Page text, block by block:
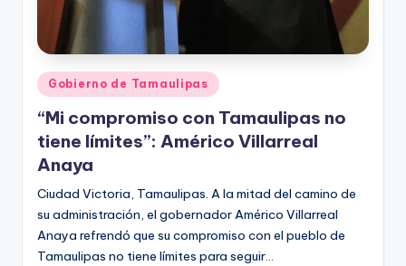
Publicado
en
Gobierno de Tamaulipas
“Mi compromiso con Tamaulipas no
tiene límites”: Américo Villarreal
Anaya
Ciudad Victoria, Tamaulipas. A la mitad del camino de
su administración, el gobernador Américo Villarreal
Anaya refrendó que su compromiso con el pueblo de
Tamaulipas no tiene límites para seguir…